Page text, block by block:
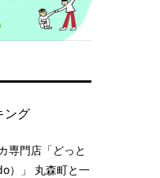
ング
専門店「どっと
）」 丸森町と一